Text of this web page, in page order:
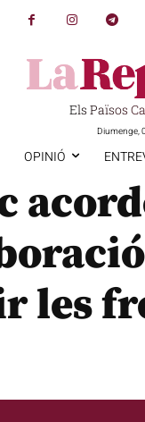
Els Països
Diumenge,
OPINIÓ
les